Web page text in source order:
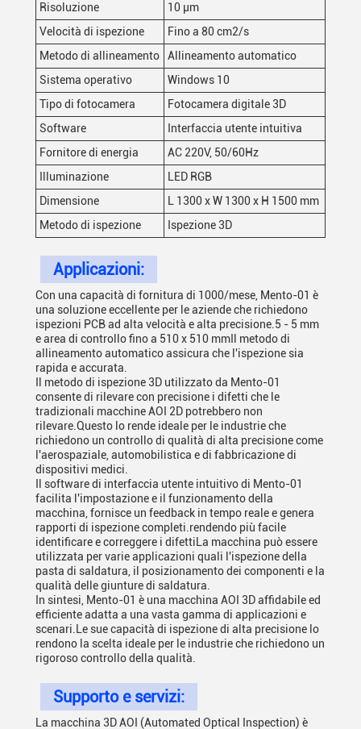
Risoluzione
10 μm
Velocità di ispezione
Fino a 80 cm2/s
Metodo di allineamento
Allineamento automatico
Sistema operativo
Windows 10
Tipo di fotocamera
Fotocamera digitale 3D
Software
Interfaccia utente intuitiva
Fornitore di energia
AC 220V, 50/60Hz
Illuminazione
LED RGB
Dimensione
L 1300 x W 1300 x H 1500 mm
Metodo di ispezione
Ispezione 3D
Applicazioni:
Con una capacità di fornitura di 1000/mese, Mento-01 è
una soluzione eccellente per le aziende che richiedono
ispezioni PCB ad alta velocità e alta precisione.5 - 5 mm
e area di controllo fino a 510 x 510 mmIl metodo di
allineamento automatico assicura che l'ispezione sia
rapida e accurata.
Il metodo di ispezione 3D utilizzato da Mento-01
consente di rilevare con precisione i difetti che le
tradizionali macchine AOI 2D potrebbero non
rilevare.Questo lo rende ideale per le industrie che
richiedono un controllo di qualità di alta precisione come
l'aerospaziale, automobilistica e di fabbricazione di
dispositivi medici.
Il software di interfaccia utente intuitivo di Mento-01
facilita l'impostazione e il funzionamento della
macchina, fornisce un feedback in tempo reale e genera
rapporti di ispezione completi.rendendo più facile
identificare e correggere i difettiLa macchina può essere
utilizzata per varie applicazioni quali l'ispezione della
pasta di saldatura, il posizionamento dei componenti e la
qualità delle giunture di saldatura.
In sintesi, Mento-01 è una macchina AOI 3D affidabile ed
efficiente adatta a una vasta gamma di applicazioni e
scenari.Le sue capacità di ispezione di alta precisione lo
rendono la scelta ideale per le industrie che richiedono un
rigoroso controllo della qualità.
Supporto e servizi:
La macchina 3D AOI (Automated Optical Inspection) è